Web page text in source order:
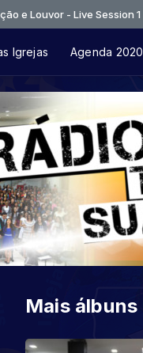
- Live Session 1 - Confia
Igrejas Agenda 2020
Mais álbuns